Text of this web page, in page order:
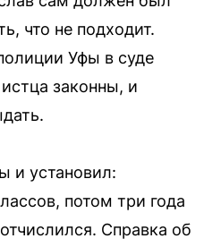
что не подходит.
Уфы в суде
законны, и
и установил:
потом три года
Справка об